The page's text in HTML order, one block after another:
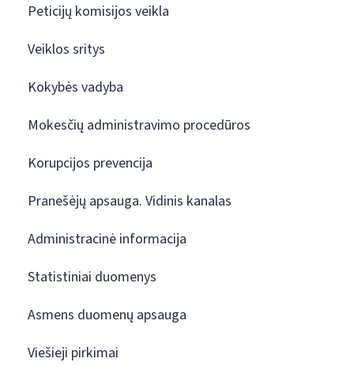
Peticijų komisijos veikla
Veiklos sritys
Kokybės vadyba
Mokesčių administravimo procedūros
Korupcijos prevencija
Pranešėjų apsauga. Vidinis kanalas
Administracinė informacija
Statistiniai duomenys
Asmens duomenų apsauga
Viešieji pirkimai